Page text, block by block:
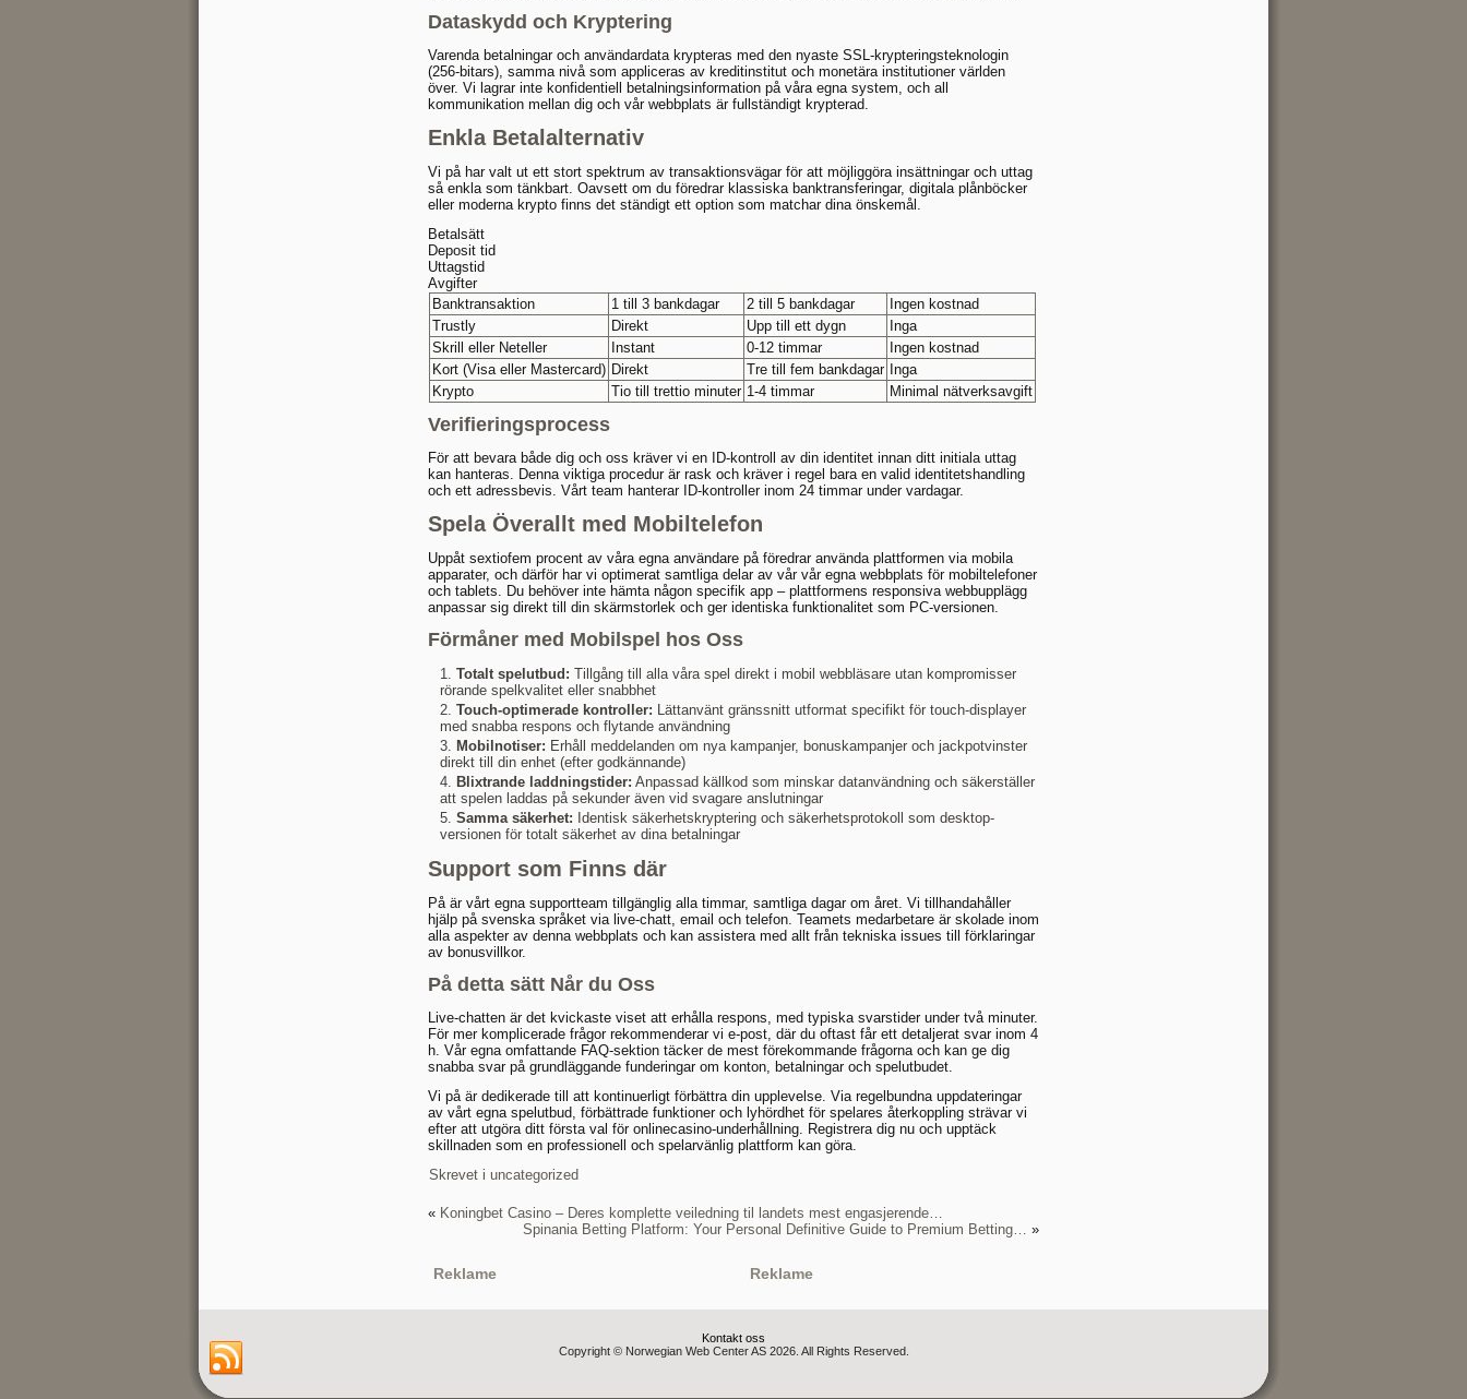
Dataskydd och Kryptering
Varenda betalningar och användardata krypteras med den nyaste SSL-krypteringsteknologin
(256-bitars), samma nivå som appliceras av kreditinstitut och monetära institutioner världen
över. Vi lagrar inte konfidentiell betalningsinformation på våra egna system, och all
kommunikation mellan dig och vår webbplats är fullständigt krypterad.
Enkla Betalalternativ
Vi på har valt ut ett stort spektrum av transaktionsvägar för att möjliggöra insättningar och uttag
så enkla som tänkbart. Oavsett om du föredrar klassiska banktransferingar, digitala plånböcker
eller moderna krypto finns det ständigt ett option som matchar dina önskemål.
Betalsätt
Deposit tid
Uttagstid
Avgifter
Banktransaktion
1 till 3 bankdagar 2 till 5 bankdagar
Ingen kostnad
Trustly
Direkt Upp till ett dygn
Inga
Skrill eller Neteller
Instant 0-12 timmar
Ingen kostnad
Kort (Visa eller Mastercard) Direkt Tre till fem bankdagar Inga
Krypto
Tio till trettio minuter 1-4 timmar Minimal nätverksavgift
Verifieringsprocess
För att bevara både dig och oss kräver vi en ID-kontroll av din identitet innan ditt initiala uttag
kan hanteras. Denna viktiga procedur är rask och kräver i regel bara en valid identitetshandling
och ett adressbevis. Vårt team hanterar ID-kontroller inom 24 timmar under vardagar.
Spela Överallt med Mobiltelefon
Uppåt sextiofem procent av våra egna användare på föredrar använda plattformen via mobila
apparater, och därför har vi optimerat samtliga delar av vår vår egna webbplats för mobiltelefoner
och tablets. Du behöver inte hämta någon specifik app – plattformens responsiva webbupplägg
anpassar sig direkt till din skärmstorlek och ger identiska funktionalitet som PC-versionen.
Förmåner med Mobilspel hos Oss
Totalt spelutbud: Tillgång till alla våra spel direkt i mobil webbläsare utan kompromisser
rörande spelkvalitet eller snabbhet
Touch-optimerade kontroller: Lättanvänt gränssnitt utformat specifikt för touch-displayer
med snabba respons och flytande användning
Mobilnotiser: Erhåll meddelanden om nya kampanjer, bonuskampanjer och jackpotvinster
direkt till din enhet (efter godkännande)
Blixtrande laddningstider: Anpassad källkod som minskar datanvändning och säkerställer
att spelen laddas på sekunder även vid svagare anslutningar
Samma säkerhet: Identisk säkerhetskryptering och säkerhetsprotokoll som desktop-
versionen för totalt säkerhet av dina betalningar
Support som Finns där
På är vårt egna supportteam tillgänglig alla timmar, samtliga dagar om året. Vi tillhandahåller
hjälp på svenska språket via live-chatt, email och telefon. Teamets medarbetare är skolade inom
alla aspekter av denna webbplats och kan assistera med allt från tekniska issues till förklaringar
av bonusvillkor.
På detta sätt Når du Oss
Live-chatten är det kvickaste viset att erhålla respons, med typiska svarstider under två minuter.
För mer komplicerade frågor rekommenderar vi e-post, där du oftast får ett detaljerat svar inom 4
h. Vår egna omfattande FAQ-sektion täcker de mest förekommande frågorna och kan ge dig
snabba svar på grundläggande funderingar om konton, betalningar och spelutbudet.
Vi på är dedikerade till att kontinuerligt förbättra din upplevelse. Via regelbundna uppdateringar
av vårt egna spelutbud, förbättrade funktioner och lyhördhet för spelares återkoppling strävar vi
efter att utgöra ditt första val för onlinecasino-underhållning. Registrera dig nu och upptäck
skillnaden som en professionell och spelarvänlig plattform kan göra.
Skrevet i uncategorized
« Koningbet Casino – Deres komplette veiledning til landets mest engasjerende…
Spinania Betting Platform: Your Personal Definitive Guide to Premium Betting… »
Reklame Reklame
Kontakt oss
Copyright © Norwegian Web Center AS 2026. All Rights Reserved.